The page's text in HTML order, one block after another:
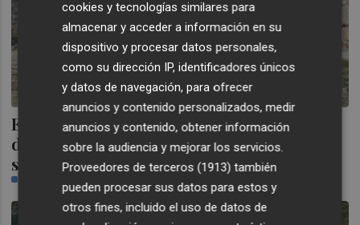
El Consell asume el Mas de Sanaüja y Puig
destaca que el Penyagolosa es "un
símbolo" valenciano
cookies y tecnologías similares para
almacenar y acceder a información en su
dispositivo y procesar datos personales,
como su dirección IP, identificadores únicos
y datos de navegación, para ofrecer
anuncios y contenido personalizados, medir
anuncios y contenido, obtener información
sobre la audiencia y mejorar los servicios.
Proveedores de terceros (1913) también
pueden procesar sus datos para estos y
otros fines, incluido el uso de datos de